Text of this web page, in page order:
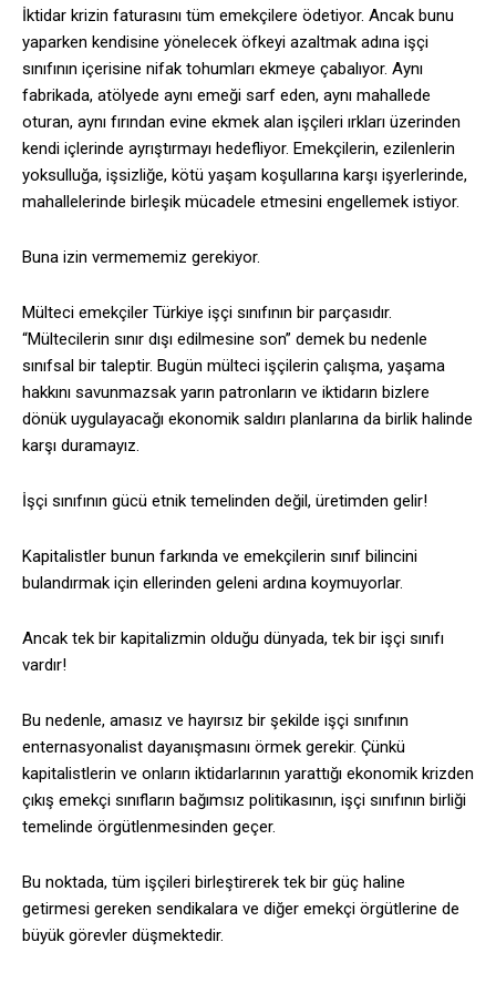
İktidar krizin faturasını tüm emekçilere ödetiyor. Ancak bunu
yaparken kendisine yönelecek öfkeyi azaltmak adına işçi
sınıfının içerisine nifak tohumları ekmeye çabalıyor. Aynı
fabrikada, atölyede aynı emeği sarf eden, aynı mahallede
oturan, aynı fırından evine ekmek alan işçileri ırkları üzerinden
kendi içlerinde ayrıştırmayı hedefliyor. Emekçilerin, ezilenlerin
yoksulluğa, işsizliğe, kötü yaşam koşullarına karşı işyerlerinde,
mahallelerinde birleşik mücadele etmesini engellemek istiyor.
Buna izin vermememiz gerekiyor.
Mülteci emekçiler Türkiye işçi sınıfının bir parçasıdır.
“Mültecilerin sınır dışı edilmesine son” demek bu nedenle
sınıfsal bir taleptir. Bugün mülteci işçilerin çalışma, yaşama
hakkını savunmazsak yarın patronların ve iktidarın bizlere
dönük uygulayacağı ekonomik saldırı planlarına da birlik halinde
karşı duramayız.
İşçi sınıfının gücü etnik temelinden değil, üretimden gelir!
Kapitalistler bunun farkında ve emekçilerin sınıf bilincini
bulandırmak için ellerinden geleni ardına koymuyorlar.
Ancak tek bir kapitalizmin olduğu dünyada, tek bir işçi sınıfı
vardır!
Bu nedenle, amasız ve hayırsız bir şekilde işçi sınıfının
enternasyonalist dayanışmasını örmek gerekir. Çünkü
kapitalistlerin ve onların iktidarlarının yarattığı ekonomik krizden
çıkış emekçi sınıfların bağımsız politikasının, işçi sınıfının birliği
temelinde örgütlenmesinden geçer.
Bu noktada, tüm işçileri birleştirerek tek bir güç haline
getirmesi gereken sendikalara ve diğer emekçi örgütlerine de
büyük görevler düşmektedir.